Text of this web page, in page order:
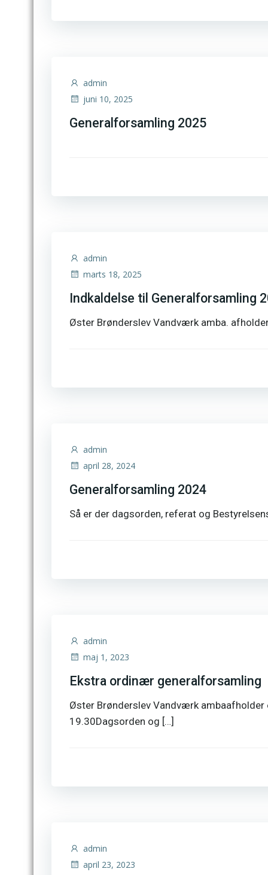
admin
juni 10, 2025
Generalforsamling 2025
admin
marts 18, 2025
Indkaldelse til Generalforsamling
Øster Brønderslev Vandværk amba.
admin
april 28, 2024
Generalforsamling 2024
Så er der dagsorden, referat og
admin
maj 1, 2023
Ekstra ordinær generalforsamling
Øster Brønderslev Vandværk
19.30Dagsorden og […]
admin
april 23, 2023